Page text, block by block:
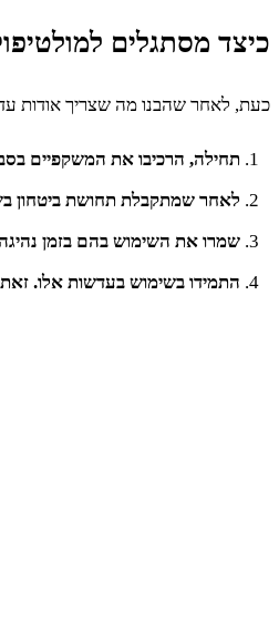
כיצד מסתגלים
כעת, לאחר שהבנו מה שצריך אודות
תחילה, הרכיבו את המשקפיים
לאחר שמתקבלת תחושת ביטחון
שמרו את השימוש בהם בזמן
התמידו בשימוש בעדשות אלו.